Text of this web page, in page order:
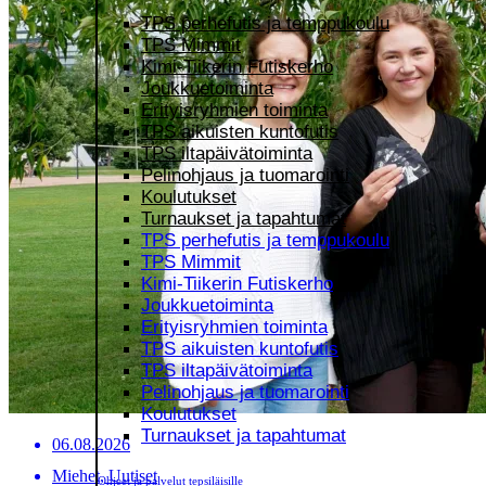
TPS perhefutis ja temppukoulu
TPS Mimmit
Kimi-Tiikerin Futiskerho
Joukkuetoiminta
Erityisryhmien toiminta
TPS aikuisten kuntofutis
TPS iltapäivätoiminta
Pelinohjaus ja tuomarointi
Koulutukset
Turnaukset ja tapahtumat
TPS perhefutis ja temppukoulu
TPS Mimmit
Kimi-Tiikerin Futiskerho
Joukkuetoiminta
Erityisryhmien toiminta
TPS aikuisten kuntofutis
TPS iltapäivätoiminta
Pelinohjaus ja tuomarointi
Koulutukset
Turnaukset ja tapahtumat
Ohjeet ja palvelut tepsiläisille
06.08.2026
Miehet, Uutiset